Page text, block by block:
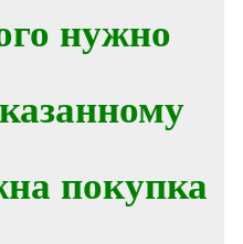
нужно
покупка